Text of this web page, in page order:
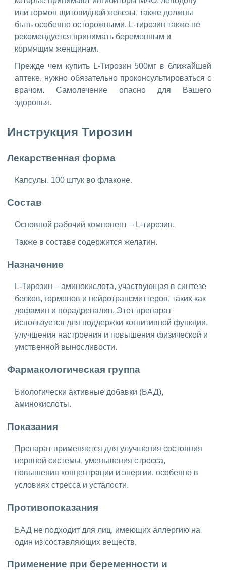
или гормон щитовидной железы, также должны
быть особенно осторожными. L-тирозин также не
рекомендуется принимать беременным и
кормящим женщинам.
Прежде чем купить L-Тирозин 500мг в ближайшей
аптеке, нужно обязательно проконсультироваться с
врачом. Самолечение опасно для Вашего
здоровья.
Инструкция Тирозин
Лекарственная форма
Капсулы. 100 штук во флаконе.
Состав
Основной рабочий компонент – L-тирозин.
Также в составе содержится желатин.
Назначение
L-Тирозин – аминокислота, участвующая в синтезе
белков, гормонов и нейротрансмиттеров, таких как
дофамин и норадреналин. Этот препарат
используется для поддержки когнитивной функции,
улучшения настроения и повышения физической и
умственной выносливости.
Фармакологическая группа
Биологически активные добавки (БАД),
аминокислоты.
Показания
Препарат применяется для улучшения состояния
нервной системы, уменьшения стресса,
повышения концентрации и энергии, особенно в
условиях стресса и усталости.
Противопоказания
БАД не подходит для лиц, имеющих аллергию на
один из составляющих веществ.
Применение при беременности и